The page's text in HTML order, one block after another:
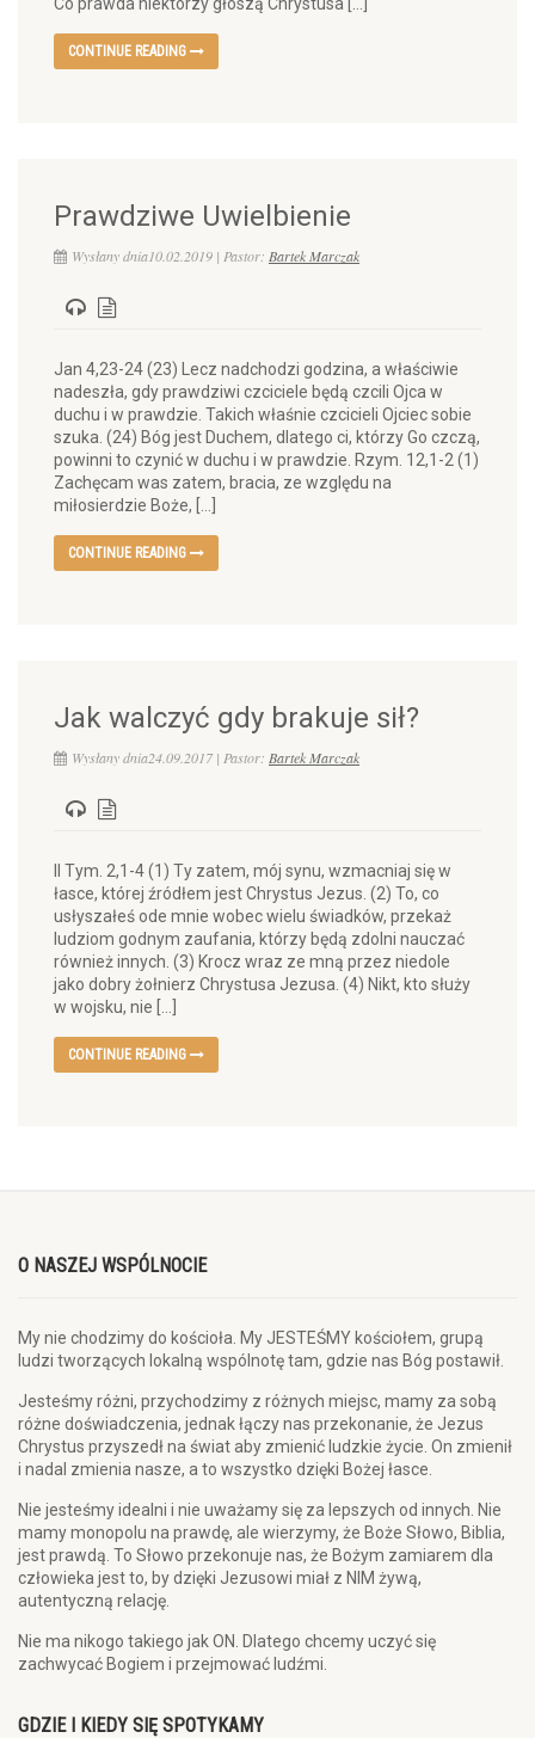
CONTINUE READING
Prawdziwe Uwielbienie
Wysłany dnia10.02.2019 | Pastor: Bartek Marczak
Jan 4,23-24 (23) Lecz nadchodzi godzina, a właściwie
nadeszła, gdy prawdziwi czciciele będą czcili Ojca w
duchu i w prawdzie. Takich właśnie czcicieli Ojciec sobie
szuka. (24) Bóg jest Duchem, dlatego ci, którzy Go czczą,
powinni to czynić w duchu i w prawdzie. Rzym. 12,1-2 (1)
Zachęcam was zatem, bracia, ze względu na
miłosierdzie Boże, […]
CONTINUE READING
Jak walczyć gdy brakuje sił?
Wysłany dnia24.09.2017 | Pastor: Bartek Marczak
II Tym. 2,1-4 (1) Ty zatem, mój synu, wzmacniaj się w
łasce, której źródłem jest Chrystus Jezus. (2) To, co
usłyszałeś ode mnie wobec wielu świadków, przekaż
ludziom godnym zaufania, którzy będą zdolni nauczać
również innych. (3) Krocz wraz ze mną przez niedole
jako dobry żołnierz Chrystusa Jezusa. (4) Nikt, kto służy
w wojsku, nie […]
CONTINUE READING
O NASZEJ WSPÓLNOCIE
My nie chodzimy do kościoła. My JESTEŚMY kościołem, grupą
ludzi tworzących lokalną wspólnotę tam, gdzie nas Bóg postawił.
Jesteśmy różni, przychodzimy z różnych miejsc, mamy za sobą
różne doświadczenia, jednak łączy nas przekonanie, że Jezus
Chrystus przyszedł na świat aby zmienić ludzkie życie. On zmienił
i nadal zmienia nasze, a to wszystko dzięki Bożej łasce.
Nie jesteśmy idealni i nie uważamy się za lepszych od innych. Nie
mamy monopolu na prawdę, ale wierzymy, że Boże Słowo, Biblia,
jest prawdą. To Słowo przekonuje nas, że Bożym zamiarem dla
człowieka jest to, by dzięki Jezusowi miał z NIM żywą,
autentyczną relację.
Nie ma nikogo takiego jak ON. Dlatego chcemy uczyć się
zachwycać Bogiem i przejmować ludźmi.
GDZIE I KIEDY SIĘ SPOTYKAMY